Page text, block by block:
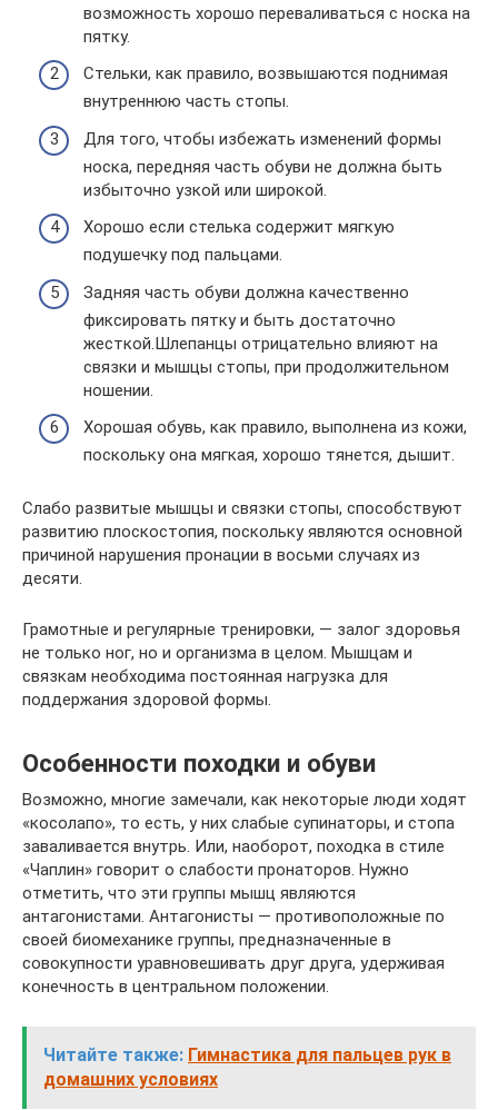
возможность хорошо переваливаться с носка на
пятку.
Стельки, как правило, возвышаются поднимая
внутреннюю часть стопы.
Для того, чтобы избежать изменений формы
носка, передняя часть обуви не должна быть
избыточно узкой или широкой.
Хорошо если стелька содержит мягкую
подушечку под пальцами.
Задняя часть обуви должна качественно
фиксировать пятку и быть достаточно
жесткой.Шлепанцы отрицательно влияют на
связки и мышцы стопы, при продолжительном
ношении.
Хорошая обувь, как правило, выполнена из кожи,
поскольку она мягкая, хорошо тянется, дышит.
Слабо развитые мышцы и связки стопы, способствуют
развитию плоскостопия, поскольку являются основной
причиной нарушения пронации в восьми случаях из
десяти.
Грамотные и регулярные тренировки, — залог здоровья
не только ног, но и организма в целом. Мышцам и
связкам необходима постоянная нагрузка для
поддержания здоровой формы.
Особенности походки и обуви
Возможно, многие замечали, как некоторые люди ходят
«косолапо», то есть, у них слабые супинаторы, и стопа
заваливается внутрь. Или, наоборот, походка в стиле
«Чаплин» говорит о слабости пронаторов. Нужно
отметить, что эти группы мышц являются
антагонистами. Антагонисты — противоположные по
своей биомеханике группы, предназначенные в
совокупности уравновешивать друг друга, удерживая
конечность в центральном положении.
Читайте также: Гимнастика для пальцев рук в
домашних условиях